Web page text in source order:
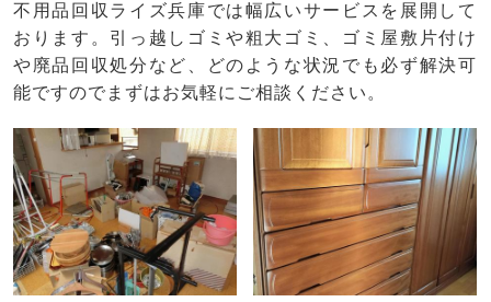
不用品回収ライズ兵庫では幅広いサービスを展開して
おります。引っ越しゴミや粗大ゴミ、ゴミ屋敷片付け
や廃品回収処分など、どのような状況でも必ず解決可
能ですのでまずはお気軽にご相談ください。